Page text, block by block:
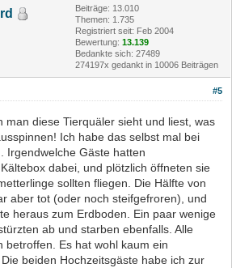
Beiträge: 13.010
Themen: 1.735
Registriert seit: Feb 2004
Bewertung: 13.139
Bedankte sich: 27489
274197x gedankt in 10006 Beiträgen
#5
man diese Tierquäler sieht und liest, was
Ich habe das selbst mal bei
Irgendwelche Gäste hatten
dabei, und plötzlich öffneten sie
sollten fliegen. Die Hälfte von
aber tot (oder noch steifgefroren), und
heraus zum Erdboden. Ein paar wenige
ab und starben ebenfalls. Alle
betroffen. Es hat wohl kaum ein
beiden Hochzeitsgäste habe ich zur